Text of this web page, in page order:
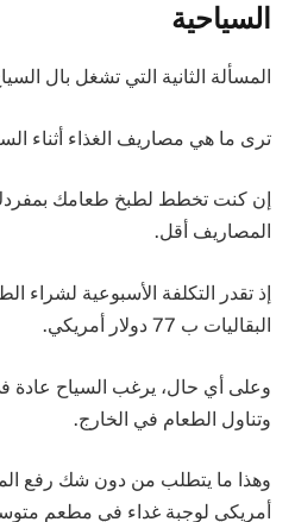
السياحية
المسألة الثانية التي تشغل بال
ترى ما هي مصاريف الغذاء أثناء
إن كنت تخطط لطبخ طعامك
المصاريف أقل.
إذ تقدر التكلفة اﻷسبوعية لشراء
البقاليات ب 77 دولار أمريكي.
وعلى أي حال، يرغب السياح عادة
وتناول الطعام في الخارج.
أمريكي لوجبة غداء في مطعم